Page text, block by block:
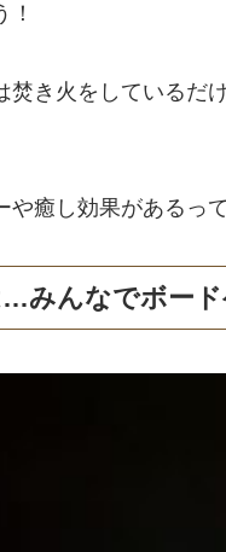
焚き火をしているだ
や癒し効果がある
みんなでボー